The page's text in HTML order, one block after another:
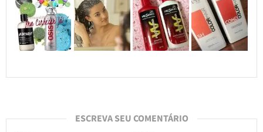
ESCREVA SEU COMENTÁRIO